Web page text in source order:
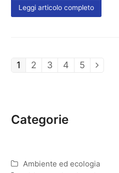
Leggi articolo completo
Page
1 Page
2 Page
3 Page
4 Page
5
Categorie
Ambiente ed ecologia